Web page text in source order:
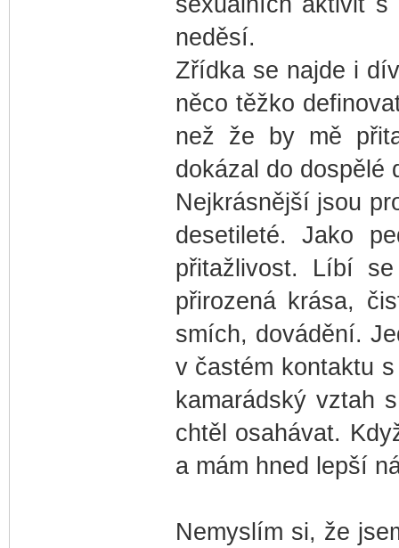
neděsí.
Zřídka se najde i
něco těžko
než že by mě
dokázal do dospělé
Nejkrásnější jsou
desetileté. Jako
přitažlivost. Líbí
přirozená krása,
smích, dovádění.
v častém kontaktu
kamarádský vztah
chtěl osahávat.
a mám hned lepší
Nemyslím si, že